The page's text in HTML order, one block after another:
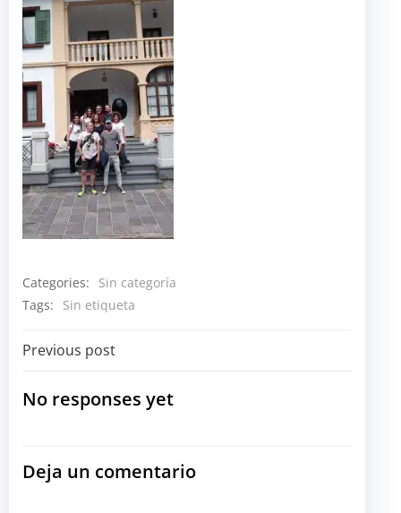
Categories:
Sin categoría
Tags:
Sin etiqueta
Navegación
por
entradas
Previous post
No responses yet
Deja un comentario